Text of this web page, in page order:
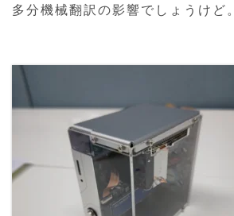
多分機械翻訳の影響でしょうけど。